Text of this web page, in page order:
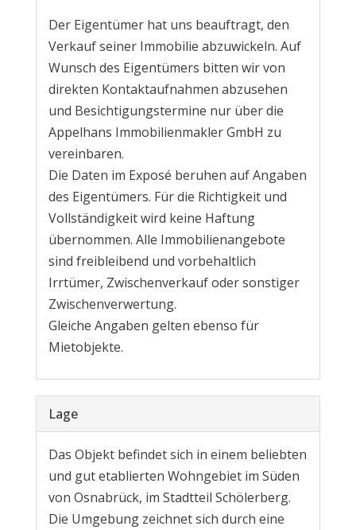
Der Eigentümer hat uns beauftragt, den
Verkauf seiner Immobilie abzuwickeln. Auf
Wunsch des Eigentümers bitten wir von
direkten Kontaktaufnahmen abzusehen
und Besichtigungstermine nur über die
Appelhans Immobilienmakler GmbH zu
vereinbaren.
Die Daten im Exposé beruhen auf Angaben
des Eigentümers. Für die Richtigkeit und
Vollständigkeit wird keine Haftung
übernommen. Alle Immobilienangebote
sind freibleibend und vorbehaltlich
Irrtümer, Zwischenverkauf oder sonstiger
Zwischenverwertung.
Gleiche Angaben gelten ebenso für
Mietobjekte.
Lage
Das Objekt befindet sich in einem beliebten
und gut etablierten Wohngebiet im Süden
von Osnabrück, im Stadtteil Schölerberg.
Die Umgebung zeichnet sich durch eine